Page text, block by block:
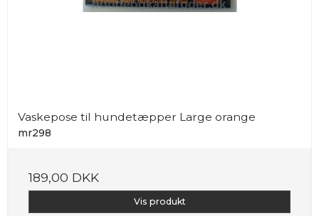
Vaskepose til hundetæpper Large orange
mr298
189,00 DKK
Vis produkt